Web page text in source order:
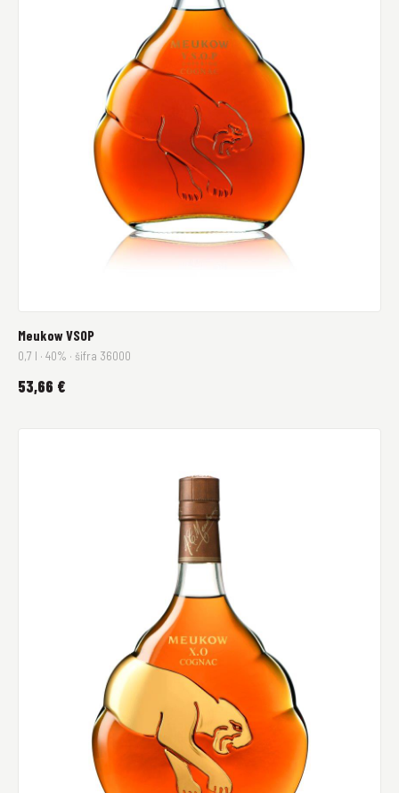
Meukow VSOP
0,7 l · 40% · šifra 36000
53,66 €